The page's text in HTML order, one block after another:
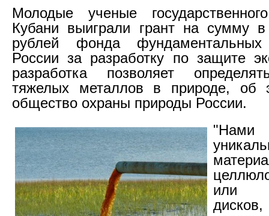
Молодые ученые
Кубани выиграли грант на сумму
рублей фонда фундаментальных
России за разработку по защите
разработка позволяет
тяжелых металлов в природе, об
общество охраны природы России.
"Нами
или
дисков,